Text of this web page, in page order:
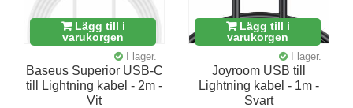
Lägg till i
varukorgen
I lager.
Baseus Superior USB-C
till Lightning kabel - 2m -
Vit
Lägg till i
varukorgen
I lager.
Joyroom USB till
Lightning kabel - 1m -
Svart